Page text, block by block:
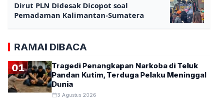
Dirut PLN Didesak Dicopot soal
Pemadaman Kalimantan-Sumatera
RAMAI DIBACA
01
Tragedi Penangkapan Narkoba di Teluk
Pandan Kutim, Terduga Pelaku Meninggal
Dunia
3 Agustus 2026